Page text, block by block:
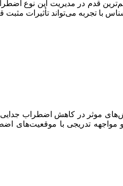
قدم در مدیریت این نوع
تجربه می‌تواند تأثیرات مثبت
موثر در کاهش اضطراب
مواجهه تدریجی با